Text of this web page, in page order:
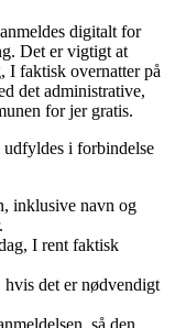
digitalt for
Det er vigtigt at
I faktisk overnatter på
det administrative,
for jer gratis.
i forbindelse
inklusive navn og
I rent faktisk
det er nødvendigt
så den